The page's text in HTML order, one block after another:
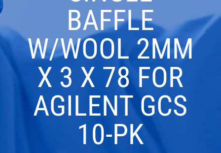
BAFFLE
W/WOOL 2MM
X 3 X 78 FOR
AGILENT GCS
10-PK